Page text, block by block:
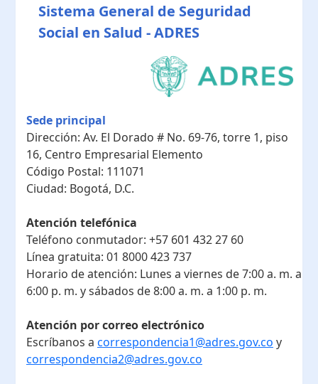
Sistema General de Seguridad
Social en Salud - ADRES
Sede principal
Dirección: Av. El Dorado # No. 69-76, torre 1, piso
16, Centro Empresarial Elemento
Código Postal: 111071
Ciudad: Bogotá, D.C.
Atención telefónica
Teléfono conmutador: +57 601 432 27 60
Línea gratuita: 01 8000 423 737
Horario de atención: Lunes a viernes de 7:00 a. m. a
6:00 p. m. y sábados de 8:00 a. m. a 1:00 p. m.
Atención por correo electrónico
Escríbanos a correspondencia1@adres.gov.co y
correspondencia2@adres.gov.co